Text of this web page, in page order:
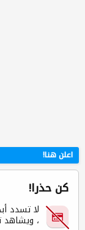
اعلن هنا!
كن حذرا!
لا تسدد
، ويشاهد